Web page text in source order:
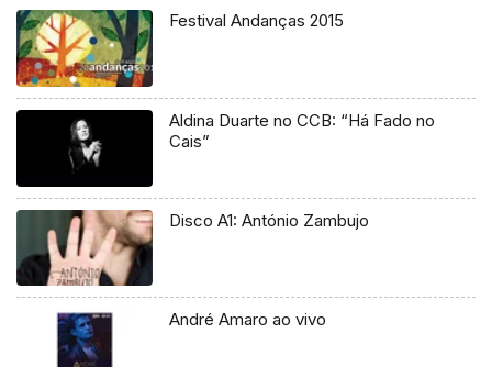
Festival Andanças 2015
Aldina Duarte no CCB: “Há Fado no
Cais”
Disco A1: António Zambujo
André Amaro ao vivo